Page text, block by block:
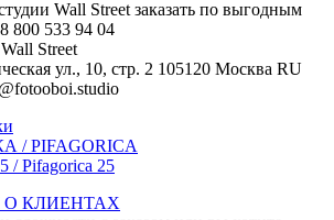
Wall Street заказать по выгодным
800 533 94 04
Street
ул., 10, стр. 2 105120 Москва RU
/ PIFAGORICA
/ Pifagorica 25
КЛИЕНТАХ